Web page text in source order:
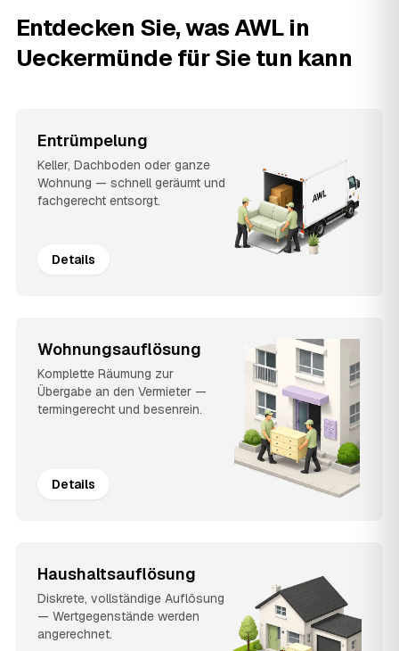
Entdecken Sie, was AWL in
Ueckermünde für Sie tun kann
Entrümpelung
Keller, Dachboden oder ganze
Wohnung — schnell geräumt und
fachgerecht entsorgt.
Details
Wohnungsauflösung
Komplette Räumung zur
Übergabe an den Vermieter —
termingerecht und besenrein.
Details
Haushaltsauflösung
Diskrete, vollständige Auflösung
— Wertgegenstände werden
angerechnet.